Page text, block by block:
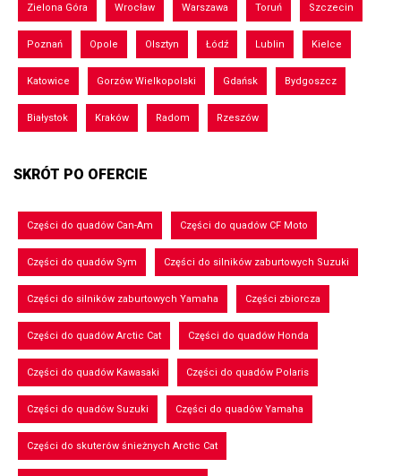
Zielona Góra Wrocław Warszawa Toruń Szczecin
Poznań Opole Olsztyn Łódź Lublin Kielce
Katowice Gorzów Wielkopolski Gdańsk Bydgoszcz
Białystok Kraków Radom Rzeszów
SKRÓT PO OFERCIE
Części do quadów Can-Am Części do quadów CF Moto
Części do quadów Sym Części do silników zaburtowych Suzuki
Części do silników zaburtowych Yamaha Części zbiorcza
Części do quadów Arctic Cat Części do quadów Honda
Części do quadów Kawasaki Części do quadów Polaris
Części do quadów Suzuki Części do quadów Yamaha
Części do skuterów śnieżnych Arctic Cat